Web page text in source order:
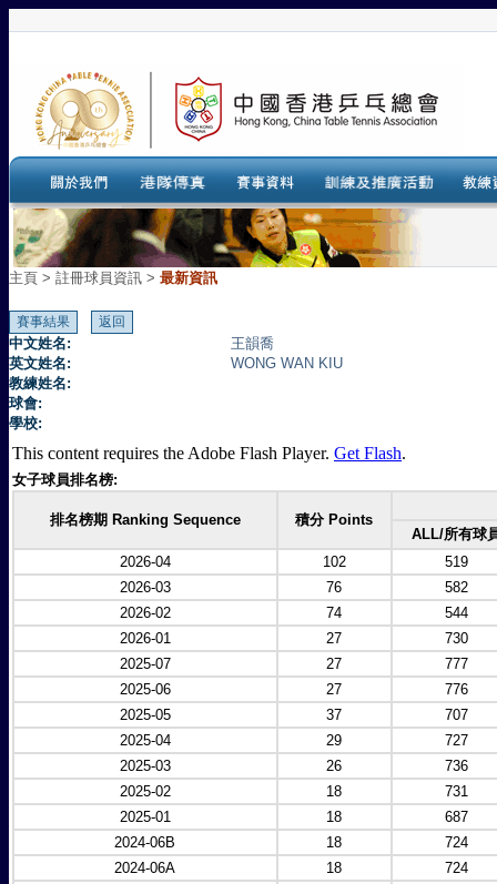
主頁 > 註冊球員資訊 > 最新資訊
中文姓名:
王韻喬
英文姓名:
WONG WAN KIU
教練姓名:
球會:
學校:
This content requires the Adobe Flash Player. Get Flash.
女子球員排名榜:
排名榜期 Ranking Sequence
積分 Points
ALL/所有球
2026-04
102
519
2026-03
76
582
2026-02
74
544
2026-01
27
730
2025-07
27
777
2025-06
27
776
2025-05
37
707
2025-04
29
727
2025-03
26
736
2025-02
18
731
2025-01
18
687
2024-06B
18
724
2024-06A
18
724